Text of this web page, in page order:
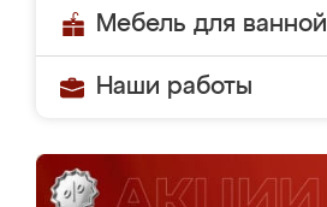
Мебель для ванной
Наши работы